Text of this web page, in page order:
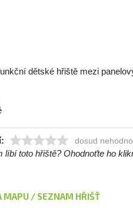
dětské hřiště mezi
dosud
líbí toto hřiště? Ohodnoťte ho
MAPU / SEZNAM HŘIŠŤ